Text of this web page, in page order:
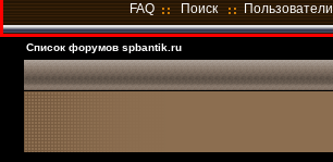
FAQ Поиск Пользователи
Список форумов spbantik.ru